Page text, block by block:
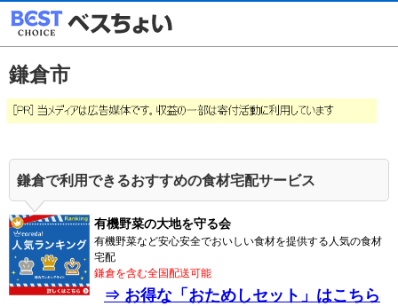
鎌倉市
鎌倉で利用できるおすすめの食材宅配サービス
有機野菜の大地を守る会
有機野菜など安心安全でおいしい食材を提供する人気の食材
宅配
鎌倉を含む全国配送可能
⇒ お得な「おためしセット」はこちら